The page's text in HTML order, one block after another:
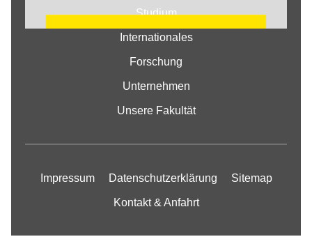
COOKIE EINSTELLUNGEN
Studium
Internationales
Forschung
Unternehmen
Unsere Fakultät
Impressum Datenschutzerklärung Sitemap
Kontakt & Anfahrt